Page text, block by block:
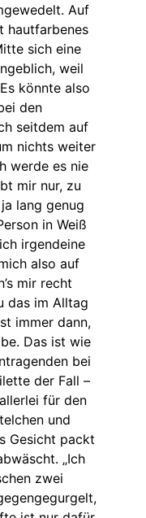
Auf
hautfarbenes
sich eine
weil
könnte also
den
seitdem auf
nichts weiter
werde es nie
mir nur, zu
lang genug
in Weiß
irgendeine
also auf
mir recht
das im Alltag
immer dann,
Das ist wie
bei
der Fall –
für den
und
Gesicht packt
„Ich
zwei